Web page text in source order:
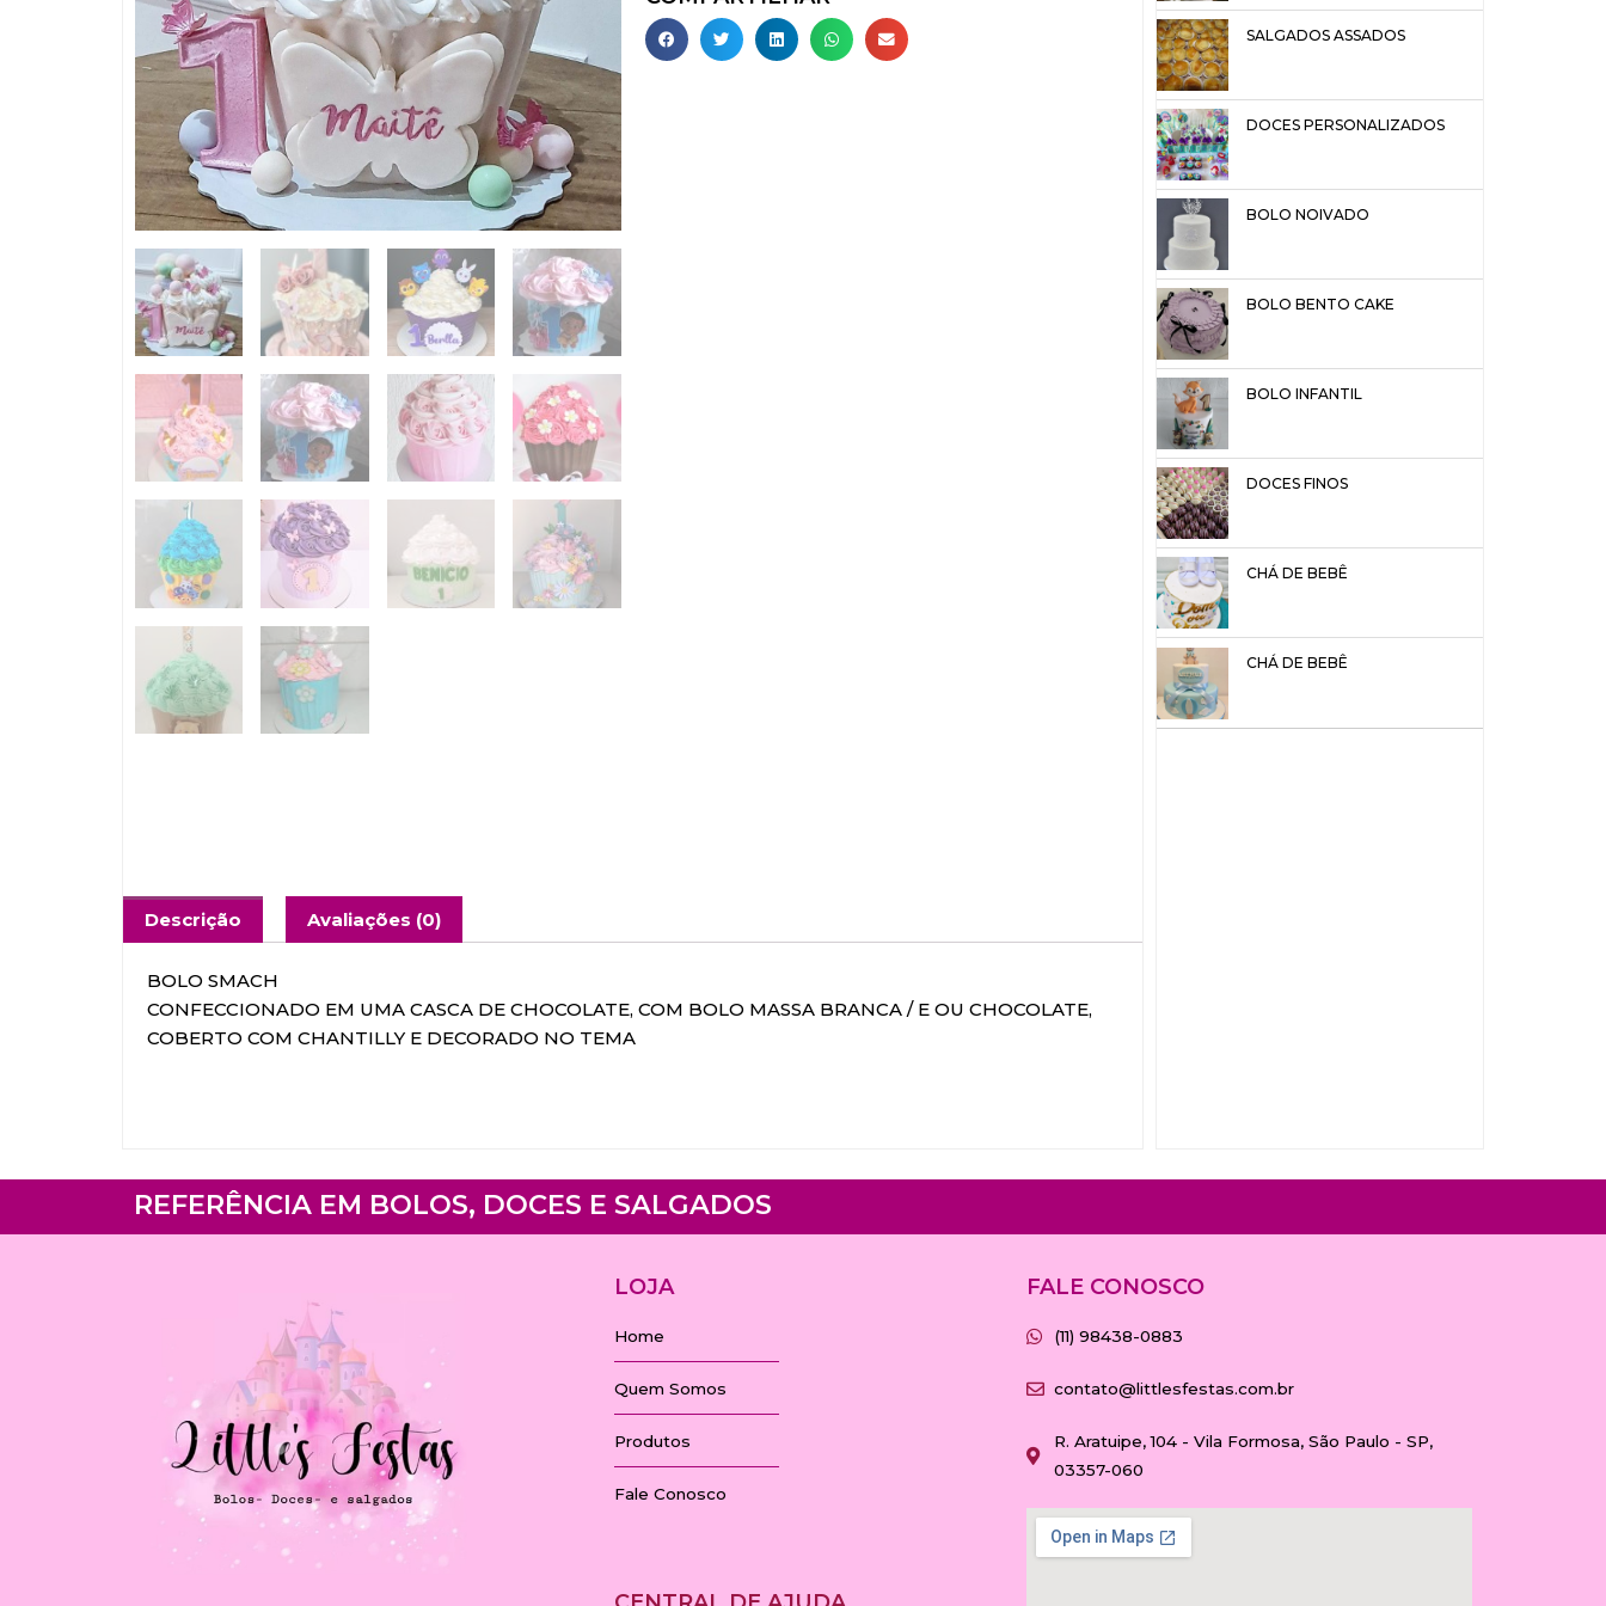
Descrição Avaliações (0)
BOLO SMACH
CONFECCIONADO EM UMA CASCA DE CHOCOLATE, COM BOLO MASSA BRANCA / E OU CHOCOLATE,
COBERTO COM CHANTILLY E DECORADO NO TEMA
SALGADOS ASSADOS
DOCES PERSONALIZADOS
BOLO NOIVADO
BOLO BENTO CAKE
BOLO INFANTIL
DOCES FINOS
CHÁ DE BEBÊ
CHÁ DE BEBÊ
REFERÊNCIA EM BOLOS, DOCES E SALGADOS
LOJA
Home
Quem Somos
Produtos
Fale Conosco
FALE CONOSCO
(11) 98438-0883
contato@littlesfestas.com.br
R. Aratuipe, 104 - Vila Formosa, São Paulo - SP,
03357-060